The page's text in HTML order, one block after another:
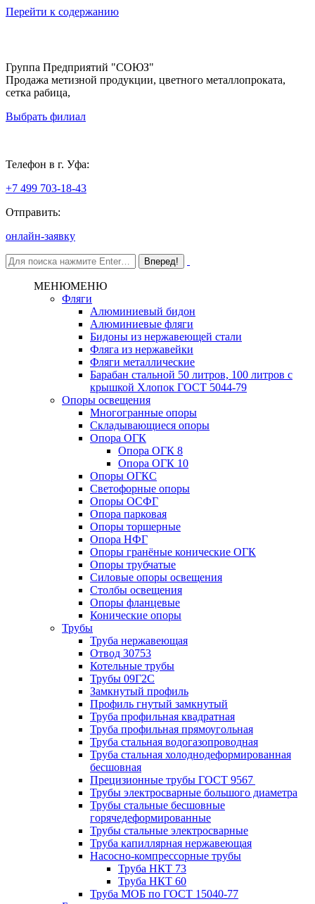
Перейти к содержанию
Группа Предприятий "СОЮЗ"
Продажа метизной продукции, цветного металлопроката,
сетка рабица,
Выбрать филиал
Телефон в г. Уфа:
+7 499 703-18-43
Отправить:
онлайн-заявку
МЕНЮМЕНЮ
Фляги
Алюминиевый бидон
Алюминиевые фляги
Бидоны из нержавеющей стали
Фляга из нержавейки
Фляги металлические
Барабан стальной 50 литров, 100 литров с
крышкой Хлопок ГОСТ 5044-79
Опоры освещения
Многогранные опоры
Складывающиеся опоры
Опора ОГК
Опора ОГК 8
Опора ОГК 10
Опоры ОГКС
Светофорные опоры
Опоры ОСФГ
Опора парковая
Опоры торшерные
Опора НФГ
Опоры гранёные конические ОГК
Опоры трубчатые
Силовые опоры освещения
Столбы освещения
Опоры фланцевые
Конические опоры
Трубы
Труба нержавеющая
Отвод 30753
Котельные трубы
Трубы 09Г2С
Замкнутый профиль
Профиль гнутый замкнутый
Труба профильная квадратная
Труба профильная прямоугольная
Труба стальная водогазопроводная
Труба стальная холоднодеформированная
бесшовная
Прецизионные трубы ГОСТ 9567
Трубы электросварные большого диаметра
Трубы стальные бесшовные
горячедеформированные
Трубы стальные электросварные
Труба капиллярная нержавеющая
Насосно-компрессорные трубы
Труба НКТ 73
Труба НКТ 60
Труба МОБ по ГОСТ 15040-77